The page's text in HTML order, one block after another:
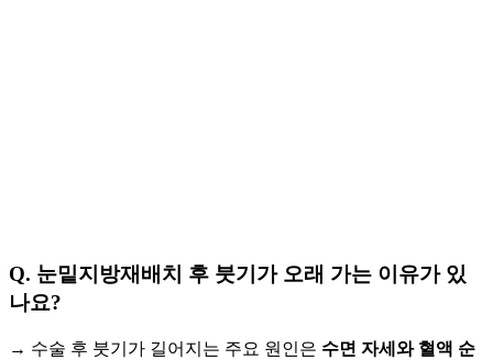
Q. 눈밑지방재배치 후 붓기가 오래 가는 이유가 있
나요?
→ 수술 후 붓기가 길어지는 주요 원인은 수면 자세와 혈액 순